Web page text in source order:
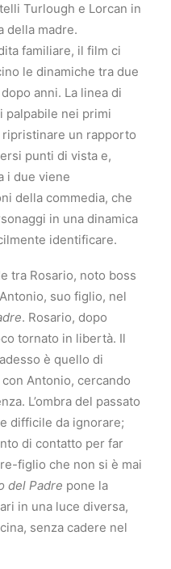
Turlough e Lorcan in
della madre.
familiare, il film ci
le dinamiche tra due
anni. La linea di
palpabile nei primi
un rapporto
punti di vista e,
i due viene
della commedia, che
in una dinamica
identificare.
tra Rosario, noto boss
suo figlio, nel
. Rosario, dopo
tornato in libertà. Il
è quello di
Antonio, cercando
L’ombra del passato
difficile da ignorare;
di contatto per far
figlio che non si è mai
del Padre pone la
in una luce diversa,
senza cadere nel